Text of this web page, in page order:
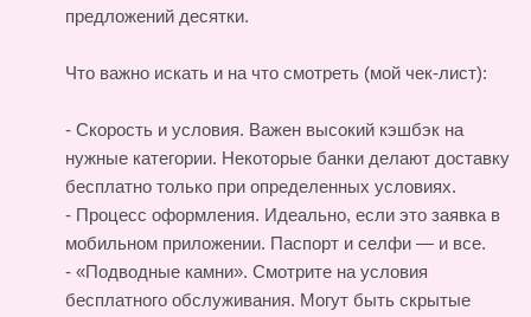
предложений десятки.
Что важно искать и на что смотреть (мой чек-лист):
- Скорость и условия. Важен высокий кэшбэк на
нужные категории. Некоторые банки делают доставку
бесплатно только при определенных условиях.
- Процесс оформления. Идеально, если это заявка в
мобильном приложении. Паспорт и селфи — и все.
- «Подводные камни». Смотрите на условия
бесплатного обслуживания. Могут быть скрытые